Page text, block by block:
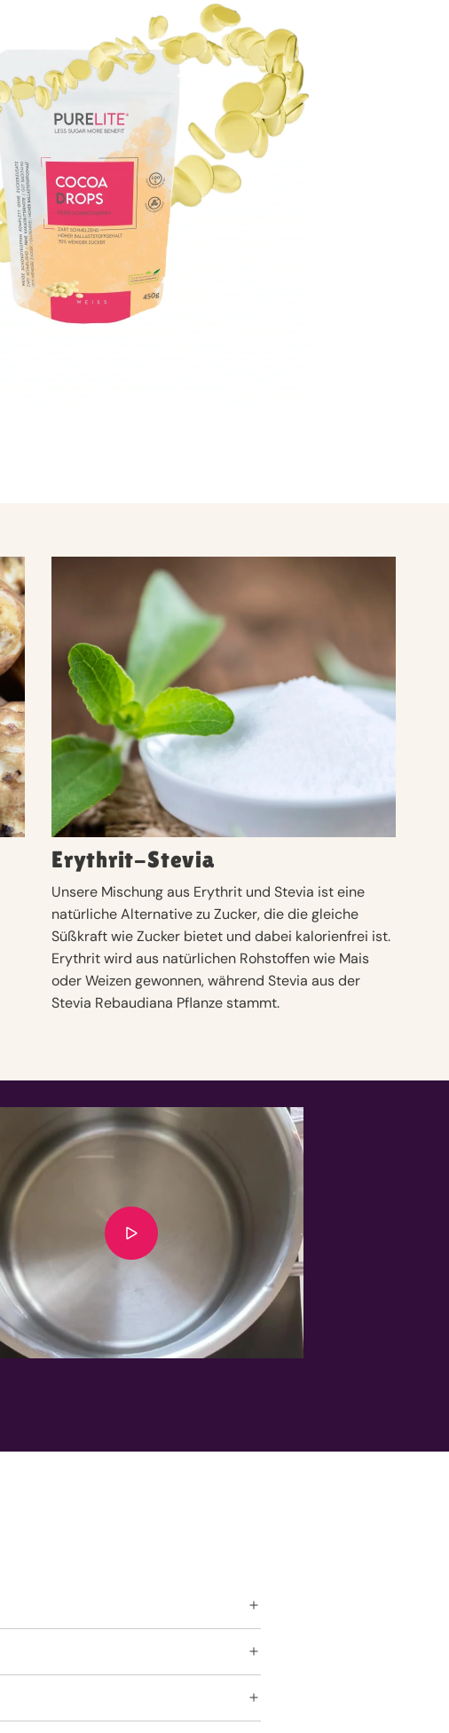
Erythrit-Stevia
Unsere Mischung aus Erythrit und Stevia ist eine
natürliche Alternative zu Zucker, die die gleiche
Süßkraft wie Zucker bietet und dabei kalorienfrei ist.
Erythrit wird aus natürlichen Rohstoffen wie Mais
oder Weizen gewonnen, während Stevia aus der
Stevia Rebaudiana Pflanze stammt.